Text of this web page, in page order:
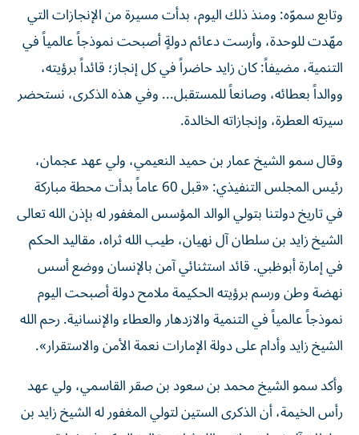
وتابع سموّه: ومنذ ذلك اليوم، بدأت مسيرة من الإنجازات التي
مهّدت للوحدة، وأرست دعائم دولةٍ أصبحت نموذجاً عالمياً في
التنمية، مضيفاً: كان زايد حاضراً في كل إنجاز؛ قائداً برؤيته،
ووالداً بعطائه، وصانعاً للمستقبل... وفي هذه الذكرى، نستحضر
سيرته العطرة، وإنجازاته الخالدة.
وقال سمو الشيخ عمار بن حميد النعيمي، ولي عهد عجمان،
رئيس المجلس التنفيذي: «قبل 60 عاماً بدأت محطة مباركة
في تاريخ دولتنا بتولي الوالد المؤسس المغفور له بإذن الله تعالى
الشيخ زايد بن سلطان آل نهيان، طيب الله ثراه، مقاليد الحكم
في إمارة أبوظبي. قائد استثنائي آمن بالإنسان ووضع أسس
نهضة وطن ورسم برؤيته الحكيمة ملامح دولة أصبحت اليوم
نموذجاً عالمياً في التنمية والازدهار والعطاء والإنسانية. رحم الله
الشيخ زايد وأدام على دولة الإمارات نعمة الأمن والاستقرار».
وأكد سمو الشيخ محمد بن سعود بن صقر القاسمي، ولي عهد
رأس الخيمة، أن الذكرى الستين لتولي المغفور له الشيخ زايد بن